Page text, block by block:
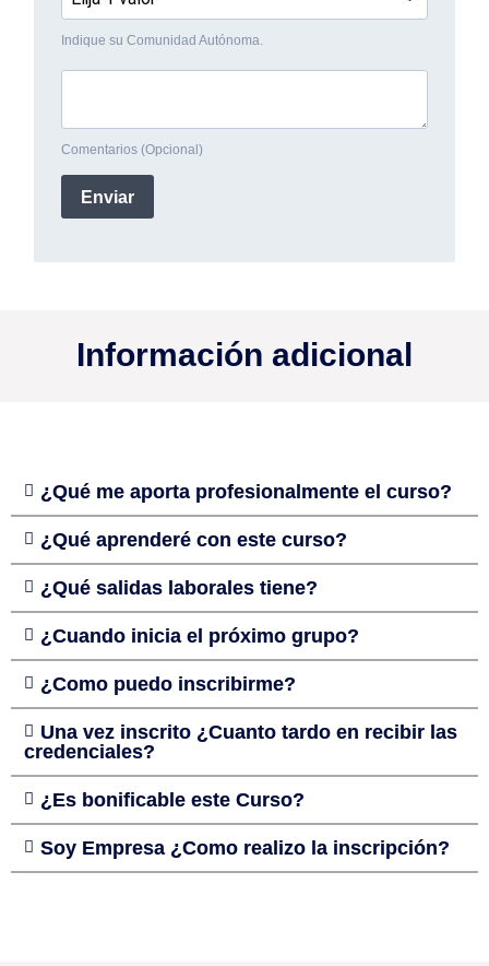
Información adicional
¿Qué me aporta profesionalmente el curso?
¿Qué aprenderé con este curso?
¿Qué salidas laborales tiene?
¿Cuando inicia el próximo grupo?
¿Como puedo inscribirme?
Una vez inscrito ¿Cuanto tardo en recibir las
credenciales?
¿Es bonificable este Curso?
Soy Empresa ¿Como realizo la inscripción?